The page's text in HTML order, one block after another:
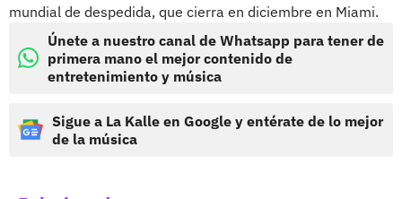
mundial de despedida, que cierra en diciembre en Miami.
Únete a nuestro canal de Whatsapp para tener de
primera mano el mejor contenido de
entretenimiento y música
Sigue a La Kalle en Google y entérate de lo mejor
de la música